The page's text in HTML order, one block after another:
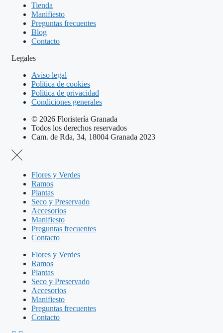
Tienda
Manifiesto
Preguntas frecuentes
Blog
Contacto
Legales
Aviso legal
Política de cookies
Política de privacidad
Condiciones generales
© 2026 Floristería Granada
Todos los derechos reservados
Cam. de Rda, 34, 18004 Granada 2023
Flores y Verdes
Ramos
Plantas
Seco y Preservado
Accesorios
Manifiesto
Preguntas frecuentes
Contacto
Flores y Verdes
Ramos
Plantas
Seco y Preservado
Accesorios
Manifiesto
Preguntas frecuentes
Contacto